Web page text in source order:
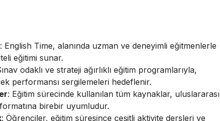
: English Time, alanında uzman ve deneyimli eğitmenlerle
eğitimi sunar.
odaklı ve strateji ağırlıklı eğitim programlarıyla,
performansı sergilemeleri hedeflenir.
: Eğitim sürecinde kullanılan tüm kaynaklar, uluslararası
birebir uyumludur.
: Öğrenciler, eğitim süresince çeşitli aktivite dersleri ve